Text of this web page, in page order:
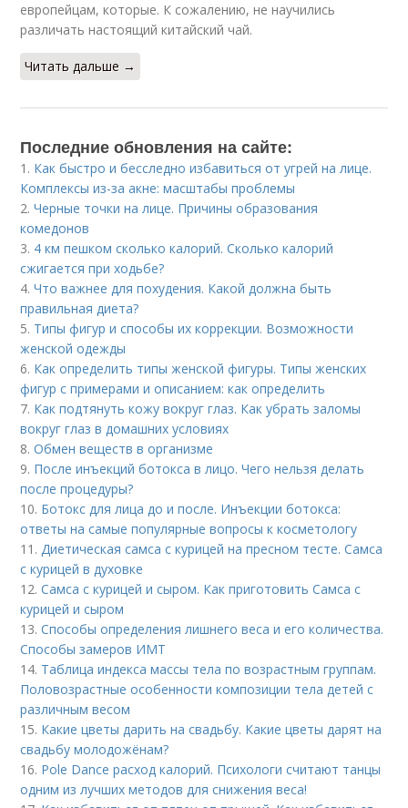
европейцам, которые. К сожалению, не научились
различать настоящий китайский чай.
Читать дальше →
Последние обновления на сайте:
1. Как быстро и бесследно избавиться от угрей на лице.
Комплексы из-за акне: масштабы проблемы
2.Черные точки на лице. Причины образования
комедонов
3. 4 км пешком сколько калорий. Сколько калорий
сжигается при ходьбе?
4.Что важнее для похудения. Какой должна быть
правильная диета?
5. Типы фигур и способы их коррекции. Возможности
женской одежды
6. Как определить типы женской фигуры. Типы женских
фигур с примерами и описанием: как определить
7. Как подтянуть кожу вокруг глаз. Как убрать заломы
вокруг глаз в домашних условиях
8.Обмен веществ в организме
9. После инъекций бoтoкса в лицо. Чего нельзя делать
после процедуры?
10. Ботокс для лица до и после. Инъекции ботокса:
ответы на самые популярные вопросы к косметологу
11.Диетическая самса с курицей на пресном тесте. Самса
с курицей в духовке
12.Самса с курицей и сыром. Как приготовить Самса с
курицей и сыром
13.Способы определения лишнего веса и его количества.
Способы замеров ИМТ
14. Таблица индекса массы тела по возрастным группам.
Половозрастные особенности композиции тела детей с
различным весом
15. Какие цветы дарить на свадьбу. Какие цветы дарят на
свадьбу молодожёнам?
16. Pole Dance расход калорий. Психологи считают танцы
одним из лучших методов для снижения веса!